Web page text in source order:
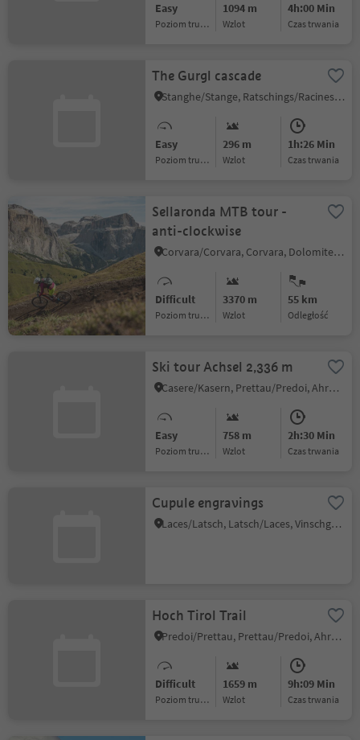
Easy
Poziom trudności
1094 m
Wzlot
4h:00 Min
czas trwania
The Gurgl cascade
Stanghe/Stange, Ratschings/Racines, Sterzing/Vipiteno and environs
Easy
Poziom trudności
296 m
Wzlot
1h:26 Min
czas trwania
Sellaronda MTB tour -
anti-clockwise
Corvara/Corvara, Corvara, Dolomites Region Alta Badia
Difficult
Poziom trudności
3370 m
Wzlot
55 km
odległość
Ski tour Achsel 2,336 m
Casere/Kasern, Prettau/Predoi, Ahrntal/Valle Aurina
Easy
Poziom trudności
758 m
Wzlot
2h:30 Min
czas trwania
Cupule engravings
Laces/Latsch, Latsch/Laces, Vinschgau/Val Venosta
Hoch Tirol Trail
Predoi/Prettau, Prettau/Predoi, Ahrntal/Valle Aurina
Difficult
Poziom trudności
1659 m
Wzlot
9h:09 Min
czas trwania